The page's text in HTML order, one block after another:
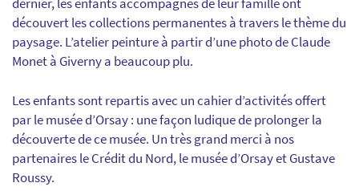
découvert les collections permanentes à travers le thème du
paysage. L’atelier peinture à partir d’une photo de Claude
Monet à Giverny a beaucoup plu.
Les enfants sont repartis avec un cahier d’activités offert
par le musée d’Orsay : une façon ludique de prolonger la
découverte de ce musée. Un très grand merci à nos
partenaires le Crédit du Nord, le musée d’Orsay et Gustave
Roussy.